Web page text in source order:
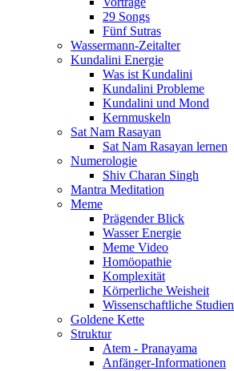
29 Songs
Fünf Sutras
Wassermann-Zeitalter
Kundalini Energie
Was ist Kundalini
Kundalini Probleme
Kundalini und Mond
Kernmuskeln
Sat Nam Rasayan
Sat Nam Rasayan lernen
Numerologie
Shiv Charan Singh
Mantra Meditation
Meme
Prägender Blick
Wasser Energie
Meme Video
Homöopathie
Komplexität
Körperliche Weisheit
Wissenschaftliche Studien
Goldene Kette
Struktur
Atem - Pranayama
Anfänger-Informationen